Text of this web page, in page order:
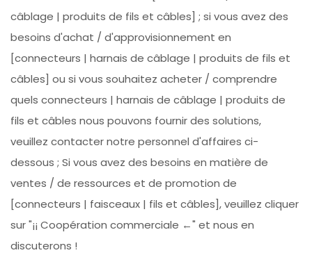
câblage | produits de fils et câbles] ; si vous avez des
besoins d'achat / d'approvisionnement en
[connecteurs | harnais de câblage | produits de fils et
câbles] ou si vous souhaitez acheter / comprendre
quels connecteurs | harnais de câblage | produits de
fils et câbles nous pouvons fournir des solutions,
veuillez contacter notre personnel d'affaires ci-
dessous ; Si vous avez des besoins en matière de
ventes / de ressources et de promotion de
[connecteurs | faisceaux | fils et câbles], veuillez cliquer
sur "¡¡ Coopération commerciale ←" et nous en
discuterons !